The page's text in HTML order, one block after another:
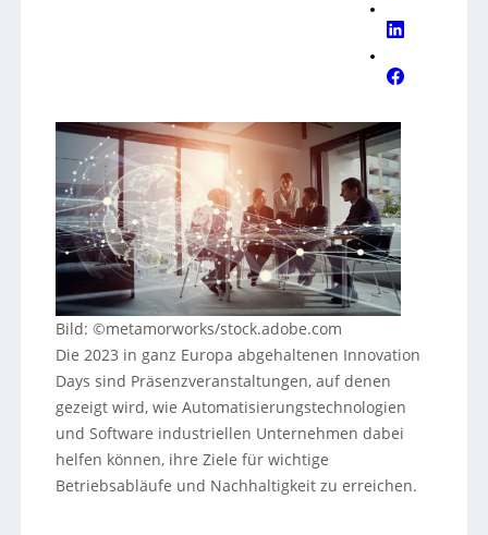
Bild: ©metamorworks/stock.adobe.com
Die 2023 in ganz Europa abgehaltenen Innovation
Days sind Präsenzveranstaltungen, auf denen
gezeigt wird, wie Automatisierungstechnologien
und Software industriellen Unternehmen dabei
helfen können, ihre Ziele für wichtige
Betriebsabläufe und Nachhaltigkeit zu erreichen.